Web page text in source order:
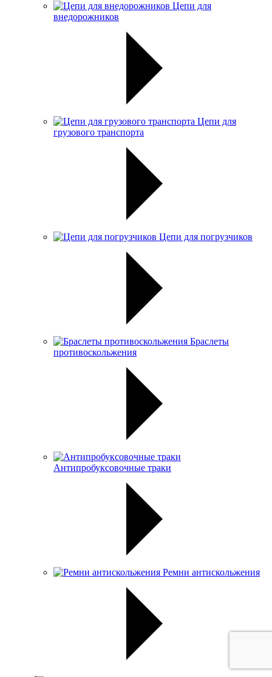
Цепи для
внедорожников
Цепи для
грузового транспорта
Цепи для погрузчиков
Браслеты
противоскольжения
Антипробуксовочные траки
Ремни антискольжения